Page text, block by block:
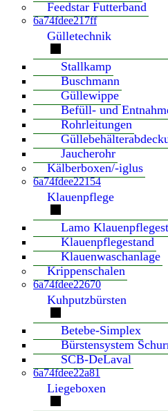
Feedstar Futterband
6a74fdee217ff
Gülletechnik
Stallkamp
Buschmann
Güllewippe
Befüll- und
Rohrleitungen
Jaucherohr
Kälberboxen/-iglus
6a74fdee22154
Klauenpflege
Lamo
Klauenpflegestand
Klauenwaschanlage
Krippenschalen
6a74fdee22670
Kuhputzbürsten
Betebe-Simplex
Bürstensystem
SCB-DeLaval
6a74fdee22a81
Liegeboxen